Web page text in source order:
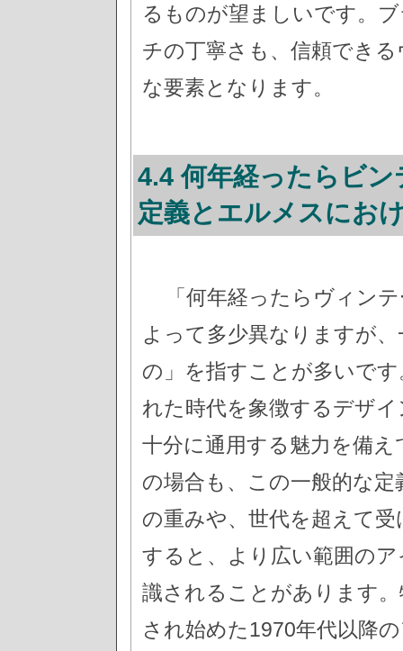
るものが望ましいです。
チの丁寧さも、信頼でき
な要素となります。
4.4 何年経ったらビ
定義とエルメスにお
「何年経ったらヴィン
よって多少異なりますが
の」を指すことが多いで
れた時代を象徴するデザ
十分に通用する魅力を備
の場合も、この一般的な
の重みや、世代を超えて
すると、より広い範囲の
識されることがあります
され始めた1970年代以降